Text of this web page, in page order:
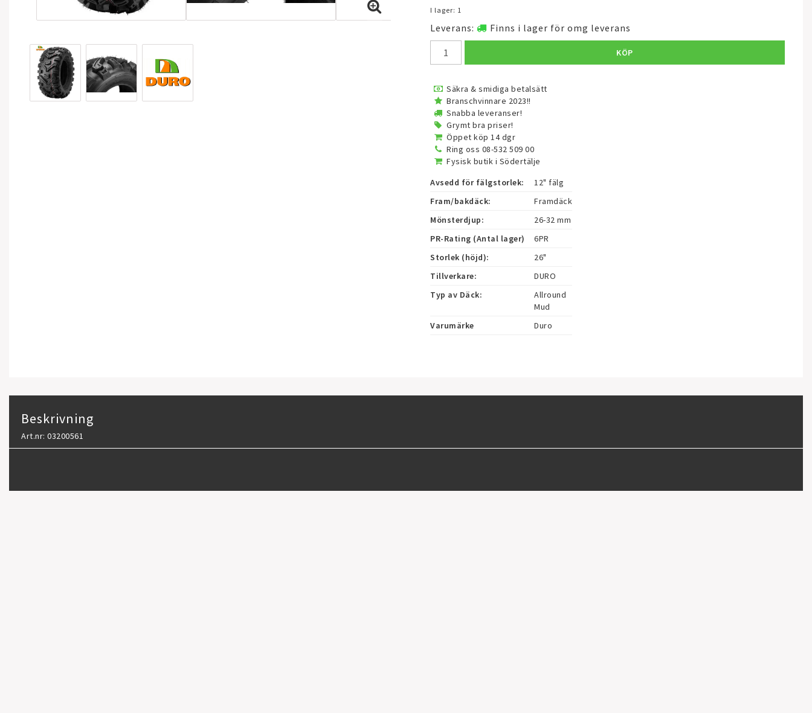
I lager: 1
Leverans: Finns i lager för omg leverans
KÖP
Säkra & smidiga betalsätt
Branschvinnare 2023!!
Snabba leveranser!
Grymt bra priser!
Öppet köp 14 dgr
Ring oss 08-532 509 00
Fysisk butik i Södertälje
Avsedd för fälgstorlek:
12" fälg
Fram/bakdäck:
Framdäck
Mönsterdjup:
26-32 mm
PR-Rating (Antal lager)
6PR
Storlek (höjd):
26"
Tillverkare:
DURO
Typ av Däck:
Allround
Mud
Varumärke
Duro
Beskrivning
Art.nr: 03200561